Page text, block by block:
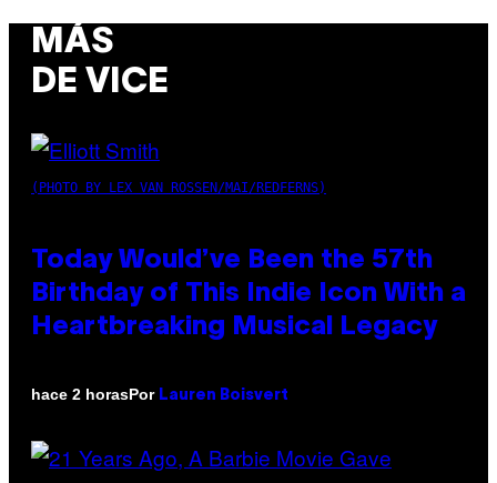
MÁS
DE VICE
(PHOTO BY LEX VAN ROSSEN/MAI/REDFERNS)
Today Would’ve Been the 57th
Birthday of This Indie Icon With a
Heartbreaking Musical Legacy
hace 2 horasPor Lauren Boisvert